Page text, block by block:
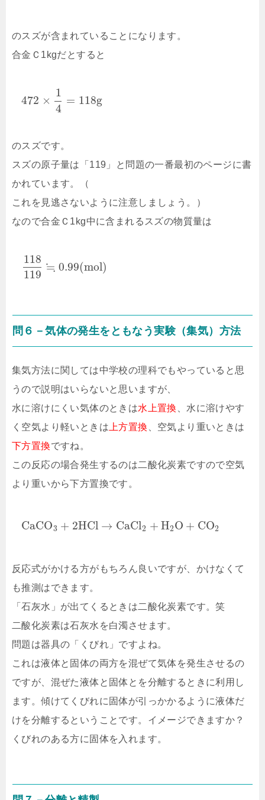
のスズが含まれていることになります。
合金Ｃ1kgだとすると
472 ×
1
4
= 118g
のスズです。
スズの原子量は「119」と問題の一番最初のページに書
かれています。（
これを見逃さないように注意しましょう。）
なので合金Ｃ1kg中に含まれるスズの物質量は
118
119 ≒ 0.99(mol)
問６－気体の発生をともなう実験（集気）方法
集気方法に関しては中学校の理科でもやっていると思
うので説明はいらないと思いますが、
水に溶けにくい気体のときは水上置換
、水に溶けやす
く空気より軽いときは 上方置換 、空気より重いときは
下方置換ですね。
この反応の場合発生するのは二酸化炭素ですので空気
より重いから下方置換です。
CaCO3 + 2HCl → CaCl2 + H2O + CO2
反応式がかける方がもちろん良いですが、かけなくて
も推測はできます。
「石灰水」が出てくるときは二酸化炭素です。笑
二酸化炭素は石灰水を白濁させます。
問題は器具の「くびれ」ですよね。
これは液体と固体の両方を混ぜて気体を発生させるの
ですが、混ぜた液体と固体とを分離するときに利用し
ます。傾けてくびれに固体が引っかかるように液体だ
けを分離するということです。イメージできますか？
くびれのある方に固体を入れます。